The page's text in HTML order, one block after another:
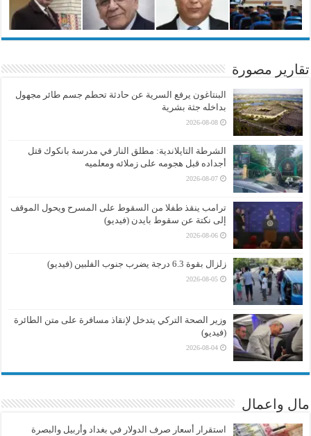
تقارير مصورة
البنتاغون يرفع السرية عن حادثة تحطم جسم طائر مجهول
بداخله جثة بشرية
2026-08-08
الشرطة التايلاندية: مطلق النار في مدرسة بانكوك قتل
أجداده قبل هجومه على زملائه ومعلميه
2026-08-07
ترامب ينقذ طفلا من السقوط على المسرح ويحول الموقف
إلى نكتة عن سقوط بايدن (فيديو)
2026-08-06
زلزال بقوة 6.3 درجة يضرب جنوب الفلبين (فيديو)
2026-08-05
وزير الصحة التركي يتدخل لإنقاذ مسافرة على متن الطائرة
(فيديو)
2026-08-04
مال واعمال
استقرار أسعار صرف الدولار في بغداد وأربيل والبصرة